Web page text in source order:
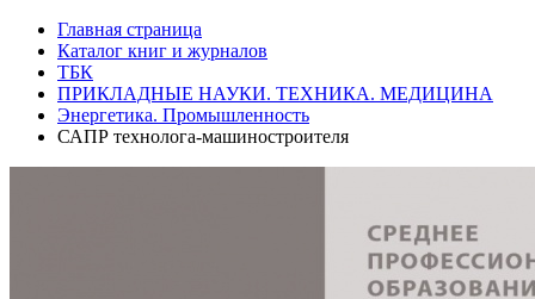
Главная страница
Каталог книг и журналов
ТБК
ПРИКЛАДНЫЕ НАУКИ. ТЕХНИКА. МЕДИЦИНА
Энергетика. Промышленность
САПР технолога-машиностроителя